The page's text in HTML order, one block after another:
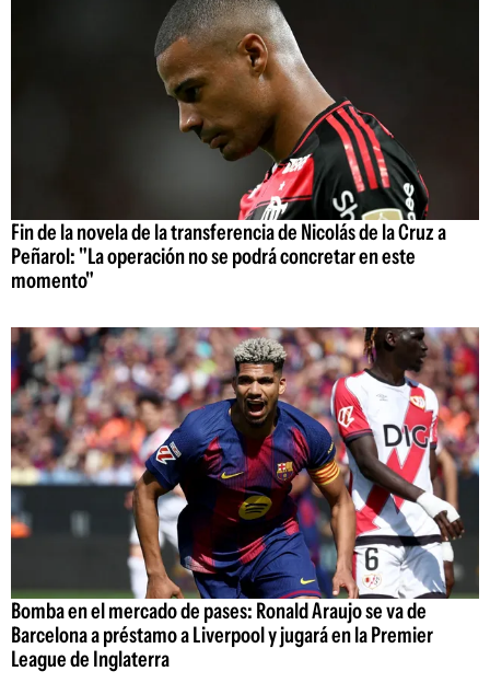
Fin de la novela de la transferencia de Nicolás de la Cruz a
Peñarol: "La operación no se podrá concretar en este
momento"
Bomba en el mercado de pases: Ronald Araujo se va de
Barcelona a préstamo a Liverpool y jugará en la Premier
League de Inglaterra